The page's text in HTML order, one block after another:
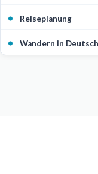
Reiseplanung
Wandern in